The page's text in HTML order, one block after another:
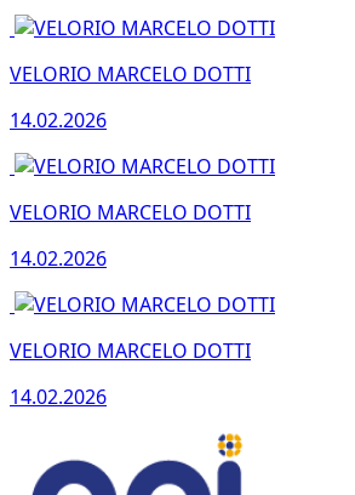
VELORIO MARCELO DOTTI
14.02.2026
VELORIO MARCELO DOTTI
14.02.2026
VELORIO MARCELO DOTTI
14.02.2026